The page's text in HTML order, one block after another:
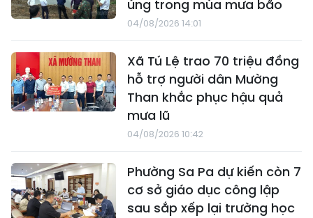
úng trong mùa mưa bão
04/08/2026 14:01
Xã Tú Lệ trao 70 triệu đồng
hỗ trợ người dân Mường
Than khắc phục hậu quả
mưa lũ
04/08/2026 10:42
Phường Sa Pa dự kiến còn 7
cơ sở giáo dục công lập
sau sắp xếp lại trường học